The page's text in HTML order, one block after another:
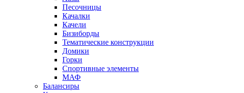
Песочницы
Качалки
Качели
Бизиборды
Тематические конструкции
Домики
Горки
Спортивные элементы
МАФ
Балансиры